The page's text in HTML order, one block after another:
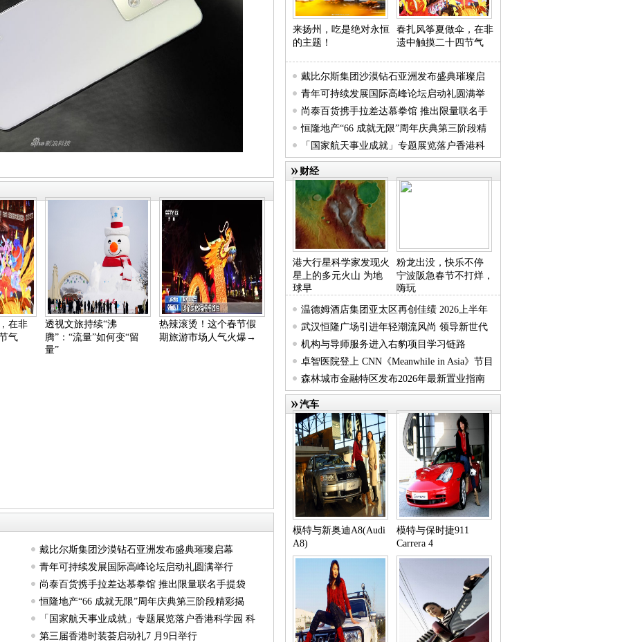
在非
气
透视文旅持续“沸
腾”：“流量”如何变“留
量”
热辣滚烫！这个春节假
期旅游市场人气火爆→
戴比尔斯集团沙漠钻石亚洲发布盛典璀璨启幕
青年可持续发展国际高峰论坛启动礼圆满举行
尚泰百货携手拉差达慕拳馆 推出限量联名手提袋
恒隆地产“66 成就无限”周年庆典第三阶段精彩揭
「国家航天事业成就」专题展览落户香港科学园 科
第三届香港时装荟启动礼7 月9日举行
来扬州，吃是绝对永恒
的主题！
春扎风筝夏做伞，在非
遗中触摸二十四节气
戴比尔斯集团沙漠钻石亚洲发布盛典璀璨启
幕青年可持续发展国际高峰论坛启动礼圆满举
行尚泰百货携手拉差达慕拳馆 推出限量联名手
提袋恒隆地产“66 成就无限”周年庆典第三阶段精
彩揭「国家航天事业成就」专题展览落户香港科
学园 科
财经
港大行星科学家发现火
星上的多元火山 为地
球早
粉龙出没，快乐不停
宁波阪急春节不打烊，
嗨玩
温德姆酒店集团亚太区再创佳绩 2026上半年
延续强
武汉恒隆广场引进年轻潮流风尚 领导新世代
零售商
机构与导师服务进入右豹项目学习链路
卓智医院登上 CNN《Meanwhile in Asia》节目
聚焦森林城市金融特区发布2026年最新置业指南
汽车
模特与新奥迪A8(Audi
A8)
模特与保时捷911
Carrera 4